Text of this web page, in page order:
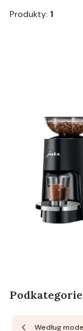
Produkty: 1
Podkategorie
Według